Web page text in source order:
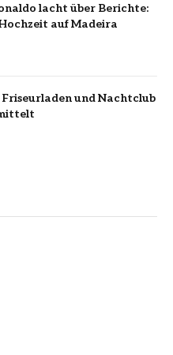
lacht über Berichte:
auf Madeira
Friseurladen und Nachtclub